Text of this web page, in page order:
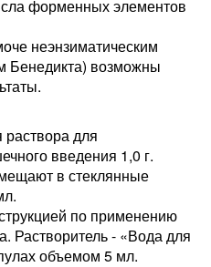
форменных элементов
неэнзиматическим
Бенедикта) возможны
для
введения 1,0 г.
в стеклянные
по применению
Растворитель - «Вода для
объемом 5 мл.